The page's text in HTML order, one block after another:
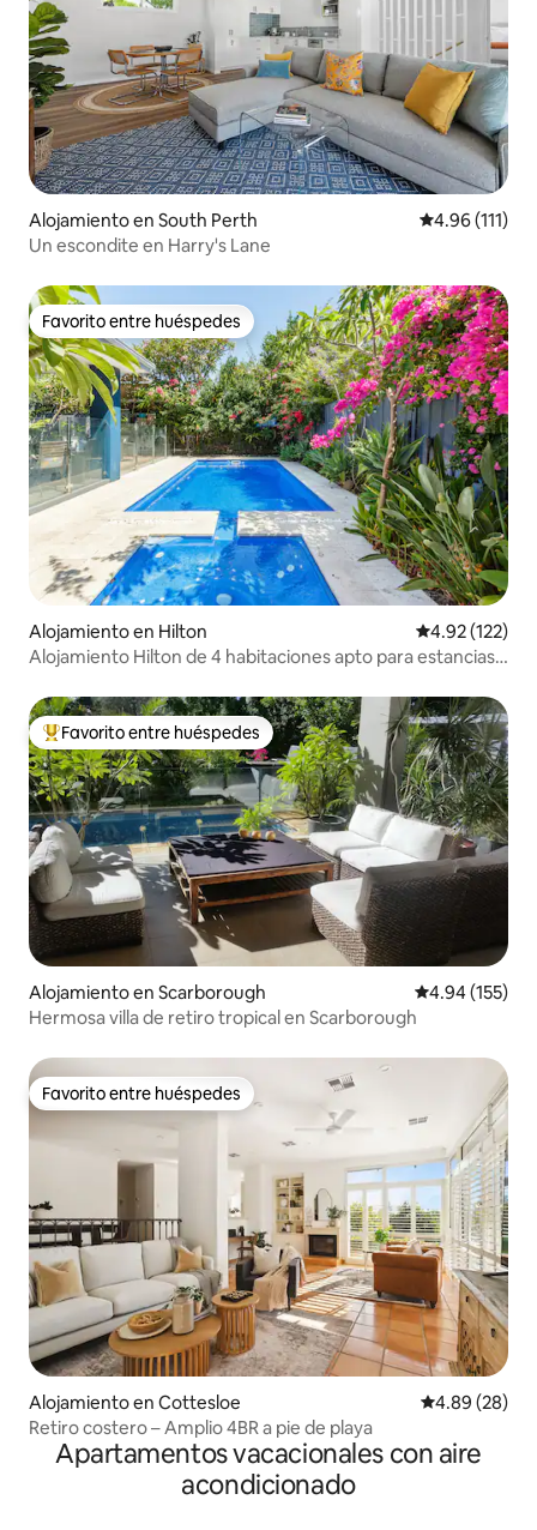
Alojamiento en South Perth Calificación
4.96 (111)
Un escondite en Harry's Lane
Favorito entre huéspedes
Favorito entre huéspedes
Alojamiento en Hilton Calificación
4.92 (122)
Alojamiento Hilton de 4 habitaciones apto para estancias
Favorito entre huéspedes preferido
Favorito entre huéspedes
Alojamiento en Scarborough Calificación
4.94 (155)
Hermosa villa de retiro tropical en Scarborough
Favorito entre huéspedes
Favorito entre huéspedes
Alojamiento en Cottesloe Calificación
4.89 (28)
Retiro costero – Amplio 4BR a pie de playa
Apartamentos vacacionales con aire
acondicionado